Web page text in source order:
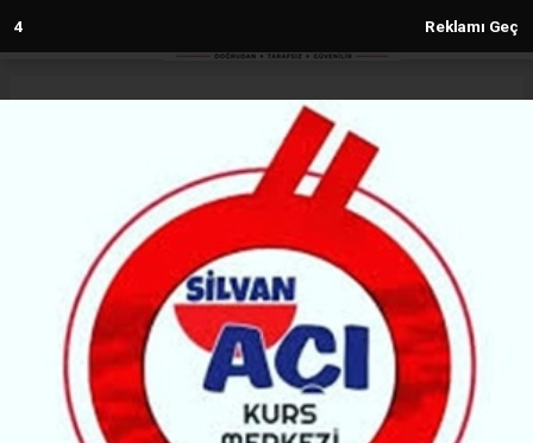
3 Reklamı Geç
e-ticaret raporu: Diyarbakır’a
teslimatlar hızlandı
DIYARBAKIR
(H M) - Haber Merkezi | 30.05.2026 - 17:26, Güncelleme: 30.05.2026 - 17:33
75603+ kez okundu.
Ticaret Bakanlığı tarafından yayımlanan “Türkiye’de
e-Ticaretin Görünümü Raporu”, Türkiye’deki dijital